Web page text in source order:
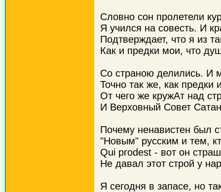
Словно сон пролетели
Я учился на совесть. И
Подтверждает, что я из
Как и предки мои, что
Со страною делились. И
Точно так же, как предки
От чего же кружАт над
И Верховный Совет
Почему ненавистен был
"Новым" русским и тем,
Qui prodest - вот он
Не давал этот строй у
Я сегодня в запасе, но